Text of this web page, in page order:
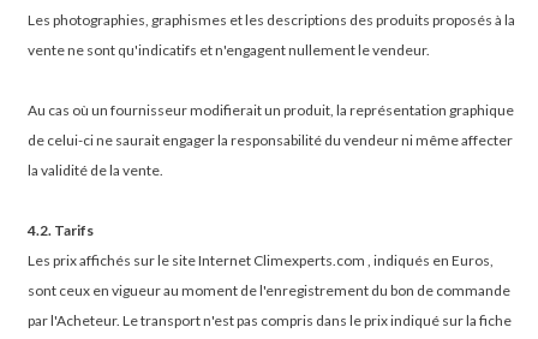
Les photographies, graphismes et les descriptions des produits proposés à la
vente ne sont qu'indicatifs et n'engagent nullement le vendeur.
Au cas où un fournisseur modifierait un produit, la représentation graphique
de celui-ci ne saurait engager la responsabilité du vendeur ni même affecter
la validité de la vente.
4.2. Tarifs
Les prix affichés sur le site Internet Climexperts.com , indiqués en Euros,
sont ceux en vigueur au moment de l'enregistrement du bon de commande
par l'Acheteur. Le transport n'est pas compris dans le prix indiqué sur la fiche